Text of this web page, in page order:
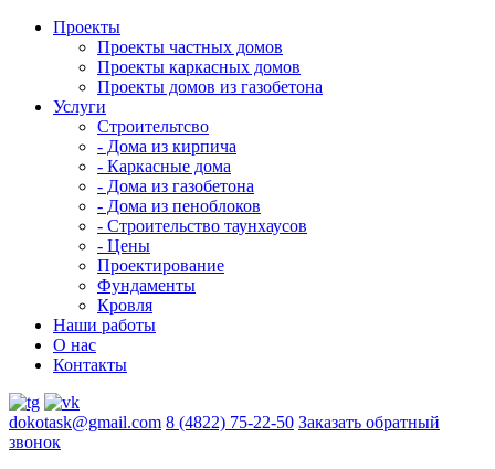
Проекты
Проекты частных домов
Проекты каркасных домов
Проекты домов из газобетона
Услуги
Строительтсво
- Дома из кирпича
- Каркасные дома
- Дома из газобетона
- Дома из пеноблоков
- Строительство таунхаусов
- Цены
Проектирование
Фундаменты
Кровля
Наши работы
О нас
Контакты
dokotask@gmail.com 8 (4822) 75-22-50 Заказать обратный
звонок